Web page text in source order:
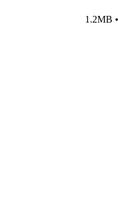
1.2MB